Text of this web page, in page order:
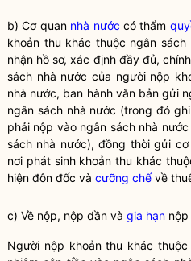
b) Cơ quan nhà nước có thẩm
khoản thu khác thuộc ngân sách
nhận hồ sơ, xác định đầy đủ,
sách nhà nước của người nộp
nhà nước, ban hành văn bản gửi
ngân sách nhà nước (trong đó
phải nộp vào ngân sách nhà nước
sách nhà nước), đồng thời gửi
nơi phát sinh khoản thu khác
hiện đôn đốc và cưỡng chếvề
c) Về nộp, nộp dần và gia hạn
Người nộp khoản thu khác